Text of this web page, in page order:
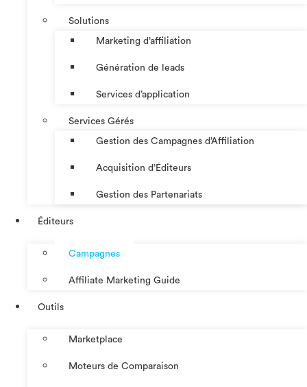
Solutions
Marketing d’affiliation
Génération de leads
Services d’application
Services Gérés
Gestion des Campagnes d’Affiliation​
Acquisition d’Éditeurs
Gestion des Partenariats
Éditeurs
Campagnes
Affiliate Marketing Guide
Outils
Marketplace
Moteurs de Comparaison